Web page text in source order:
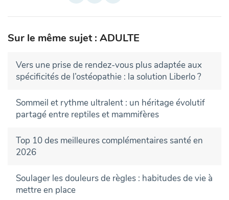
Sur le même sujet : ADULTE
Vers une prise de rendez-vous plus adaptée aux
spécificités de l’ostéopathie : la solution Liberlo ?
Sommeil et rythme ultralent : un héritage évolutif
partagé entre reptiles et mammifères
Top 10 des meilleures complémentaires santé en
2026
Soulager les douleurs de règles : habitudes de vie à
mettre en place